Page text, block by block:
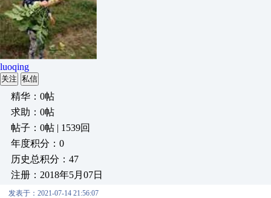
luoqing
关注 私信
精华：0帖
求助：0帖
帖子：0帖 | 1539回
年度积分：0
历史总积分：47
注册：2018年5月07日
发表于：2021-07-14 21:56:07